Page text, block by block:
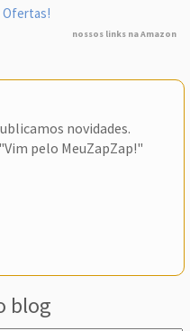
Ofertas!
nossos links na Amazon
novidades.
pelo MeuZapZap!"
blog